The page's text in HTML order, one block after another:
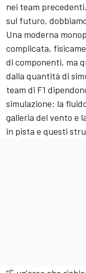
nei team
sul futuro,
Una moderna
complicata,
di componenti, ma
dalla quantità di
team di F1
simulazione: la
galleria del vento e
in pista e questi